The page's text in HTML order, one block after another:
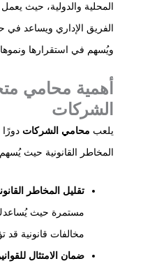
المحلية والدولية، حيث
الفريق الإداري ويساعد في
ويُسهم في استقرارها
أهمية محامي
الشركات
يلعب محامي الشركات
المخاطر القانونية حيث
تقليل المخاطر
مستمرة حيث
مخالفات قانونية قد
ضمان الامتثال